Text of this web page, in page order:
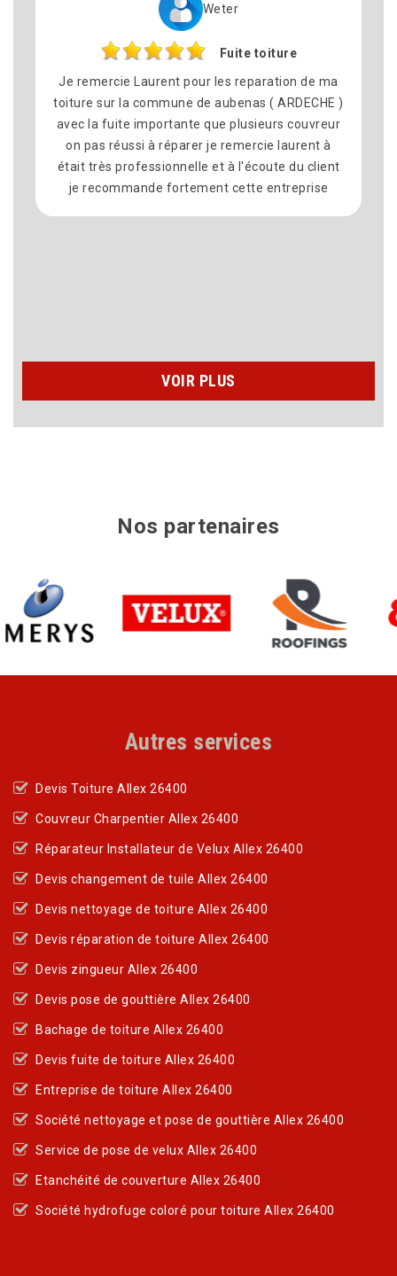
Cynthia
Réparation toiture
N’hésiter pas à faire appel à Laurent couverture
26 pour des travaux de couverture très
professionnel et très sérieux et sympathique et
les délais tenu et l’artisan à l’écoute des clients
je recommander fortement cette entreprise et
surtout avec des prix très attractif Merci encore
VOIR PLUS
Nos partenaires
Autres services
Devis Toiture Allex 26400
Couvreur Charpentier Allex 26400
Réparateur Installateur de Velux Allex 26400
Devis changement de tuile Allex 26400
Devis nettoyage de toiture Allex 26400
Devis réparation de toiture Allex 26400
Devis zingueur Allex 26400
Devis pose de gouttière Allex 26400
Bachage de toiture Allex 26400
Devis fuite de toiture Allex 26400
Entreprise de toiture Allex 26400
Société nettoyage et pose de gouttière Allex 26400
Service de pose de velux Allex 26400
Etanchéité de couverture Allex 26400
Société hydrofuge coloré pour toiture Allex 26400